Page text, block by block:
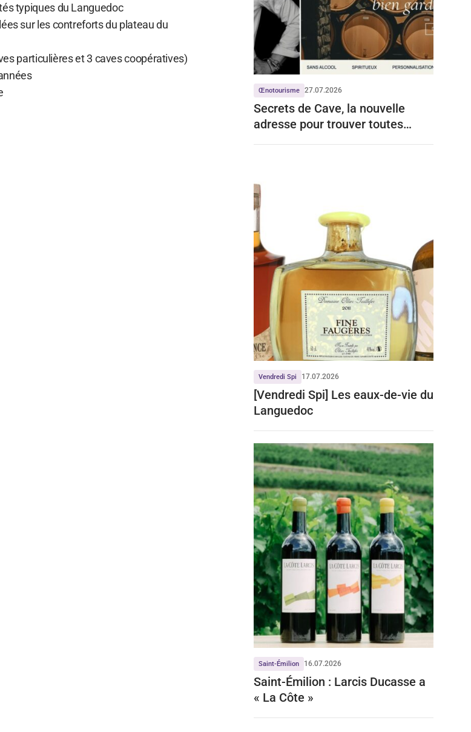
typiques du Languedoc
sur les contreforts du plateau du
particulières et 3 caves coopératives)
Œnotourisme 27.07.2026
Secrets de Cave, la nouvelle
adresse pour trouver toutes
Vendredi Spi 17.07.2026
[Vendredi Spi] Les eaux-de-vie du
Languedoc
Saint-Émilion 16.07.2026
Saint-Émilion : Larcis Ducasse a
« La Côte »